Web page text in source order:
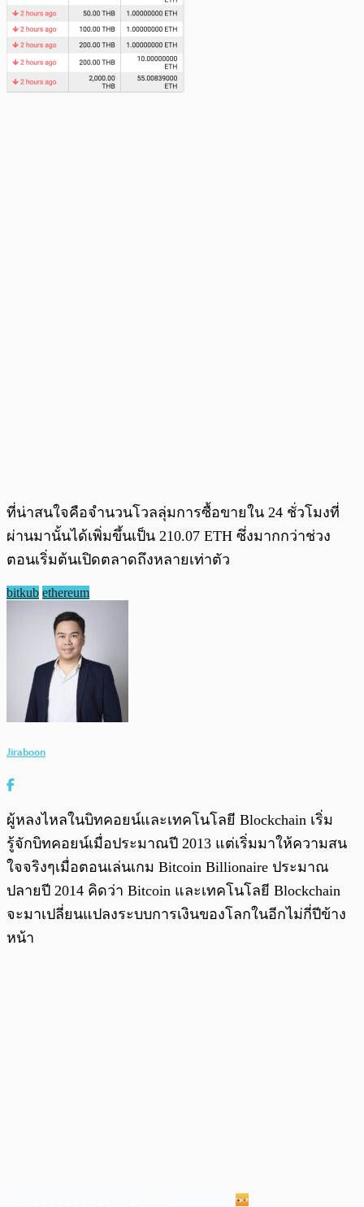
ที่น่าสนใจคือจำนวนโวลลุ่มการซื้อขายใน 24 ชั่วโมงที่
ผ่านมานั้นได้เพิ่มขึ้นเป็น 210.07 ETH ซึ่งมากกว่าช่วง
ตอนเริ่มต้นเปิดตลาดถึงหลายเท่าตัว
bitkub ethereum
Jiraboon
ผู้หลงไหลในบิทคอยน์และเทคโนโลยี Blockchain เริ่ม
รู้จักบิทคอยน์เมื่อประมาณปี 2013 แต่เริ่มมาให้ความสน
ใจจริงๆเมื่อตอนเล่นเกม Bitcoin Billionaire ประมาณ
ปลายปี 2014 คิดว่า Bitcoin และเทคโนโลยี Blockchain
จะมาเปลี่ยนแปลงระบบการเงินของโลกในอีกไม่กี่ปีข้าง
หน้า